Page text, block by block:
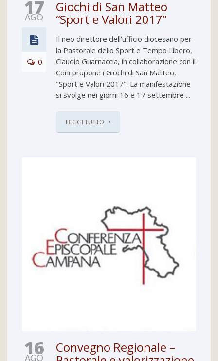
17
AGO
0
Giochi di San Matteo
“Sport e Valori 2017”
Il neo direttore dell'ufficio diocesano per
la Pastorale dello Sport e Tempo Libero,
Claudio Guarnaccia, in collaborazione con il
Coni propone i Giochi di San Matteo,
"Sport e Valori 2017". La manifestazione
si svolge nei giorni 16 e 17 settembre ...
LEGGI TUTTO
16
AGO
Convegno Regionale –